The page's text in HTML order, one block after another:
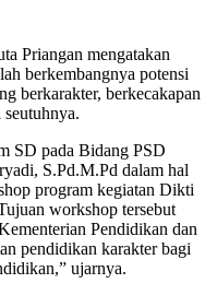
Priangan mengatakan
berkembangnya potensi
berkarakter, berkecakapan
SD pada Bidang PSD
S.Pd.M.Pd dalam hal
program kegiatan Dikti
workshop tersebut
Pendidikan dan
pendidikan karakter bagi
ujarnya.